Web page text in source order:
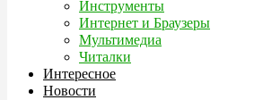
Инструменты
Интернет и Браузеры
Мультимедиа
Читалки
Интересное
Новости